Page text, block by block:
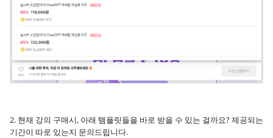
2. 현재 강의 구매시, 아래 템플릿들을 바로 받을 수 있는 걸까요? 제공되는
기간이 따로 있는지 문의드립니다.